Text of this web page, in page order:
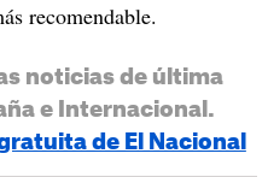
recomendable.
noticias de última
e Internacional.
de El Nacional